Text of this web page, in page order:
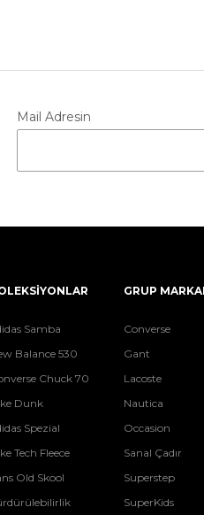
Mail Adresin
Samba
Balance 530
Chuck 70
Dunk
Spezial
Tech Fleece
Old Skool
GRUP
Converse
Gant
Lacoste
Nautica
Occasion
Sanal Çadır
Superstep
SuperKids